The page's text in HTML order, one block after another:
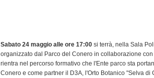
Sabato 24 maggio alle ore 17:00si terrà, nella Sala
organizzato dal Parco del Conero in collaborazione
rientra nel percorso formativo che l'Ente parco sta
Conero e come partner il D3A, l'Orto Botanico "Selva